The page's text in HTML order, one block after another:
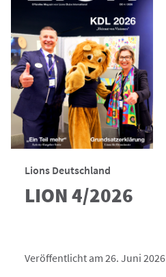
Lions Deutschland
LION 4/2026
Veröffentlicht am 26. Juni 2026